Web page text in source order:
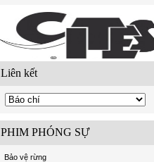
Liên kết
PHIM PHÓNG SỰ
Bảo vệ rừng